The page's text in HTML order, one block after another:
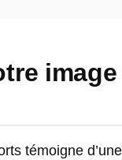
témoigne